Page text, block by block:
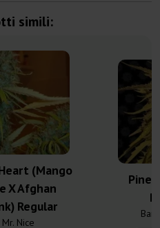
simili:
(Mango
X Afghan
Regular
Mr. Nice